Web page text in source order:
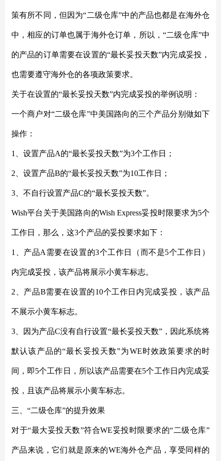
策有所不同，但因为“二级仓库”中的产品也都是在海外仓
中，相应的订单也属于海外仓订单，所以，“二级仓库”中
的产品的订单需要在设置的“最长妥投天数”内完成妥投，
也需要遵守海外仓的各项政策要求。
关于在设置的“最长妥投天数”内完成妥投的举例说明：
一个商户对“二级仓库”中美国路向的三个产品分别做如下
操作：
1、设置产品A的“最长妥投天数”为3个工作日；
2、设置产品B的“最长妥投天数”为10工作日；
3、不自行设置产品C的“最长妥投天数”。
Wish平台关于美国路向的Wish Express妥投时限要求为5个
工作日，那么，这3个产品的妥投要求如下：
1、产品A需要在设置的3个工作日（而不是5个工作日）
内完成妥投，该产品将展示小黄车标志。
2、产品B需要在设置的10个工作日内完成妥投，该产品
不展示小黄车标志。
3、因为产品C没有自行设置“最长妥投天数”，因此系统将
默认该产品的“最长妥投天数”为WE时效政策要求的时
间，即5个工作日，所以该产品需要在5个工作日内完成妥
投，且该产品将展示小黄车标志。
三、 “二级仓库”的提升效果
对于“最大妥投天数”符合WE妥投时限要求的“二级仓库”
产品来说，它们就是原来的WE海外仓产品，享受同样的